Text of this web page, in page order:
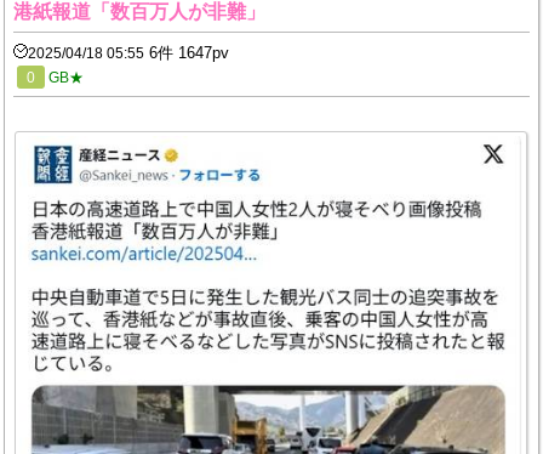
港紙報道「数百万人が非難」
2025/04/18 05:55 6件 1647pv
0 GB★